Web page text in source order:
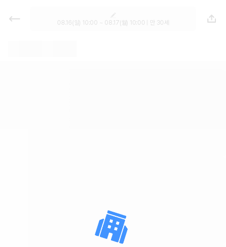
렌트카 추천 | 최저가 한눈에 비교 렌
터카 카모아08.16(일) 10:00 ~ 08.17(월) 10:00 | 만 30세